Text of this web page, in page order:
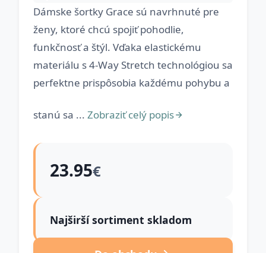
Dámske šortky Grace sú navrhnuté pre
ženy, ktoré chcú spojiť pohodlie,
funkčnosť a štýl. Vďaka elastickému
materiálu s 4-Way Stretch technológiou sa
perfektne prispôsobia každému pohybu a
stanú sa ... Zobraziť celý popis
23.95€
Najširší sortiment skladom